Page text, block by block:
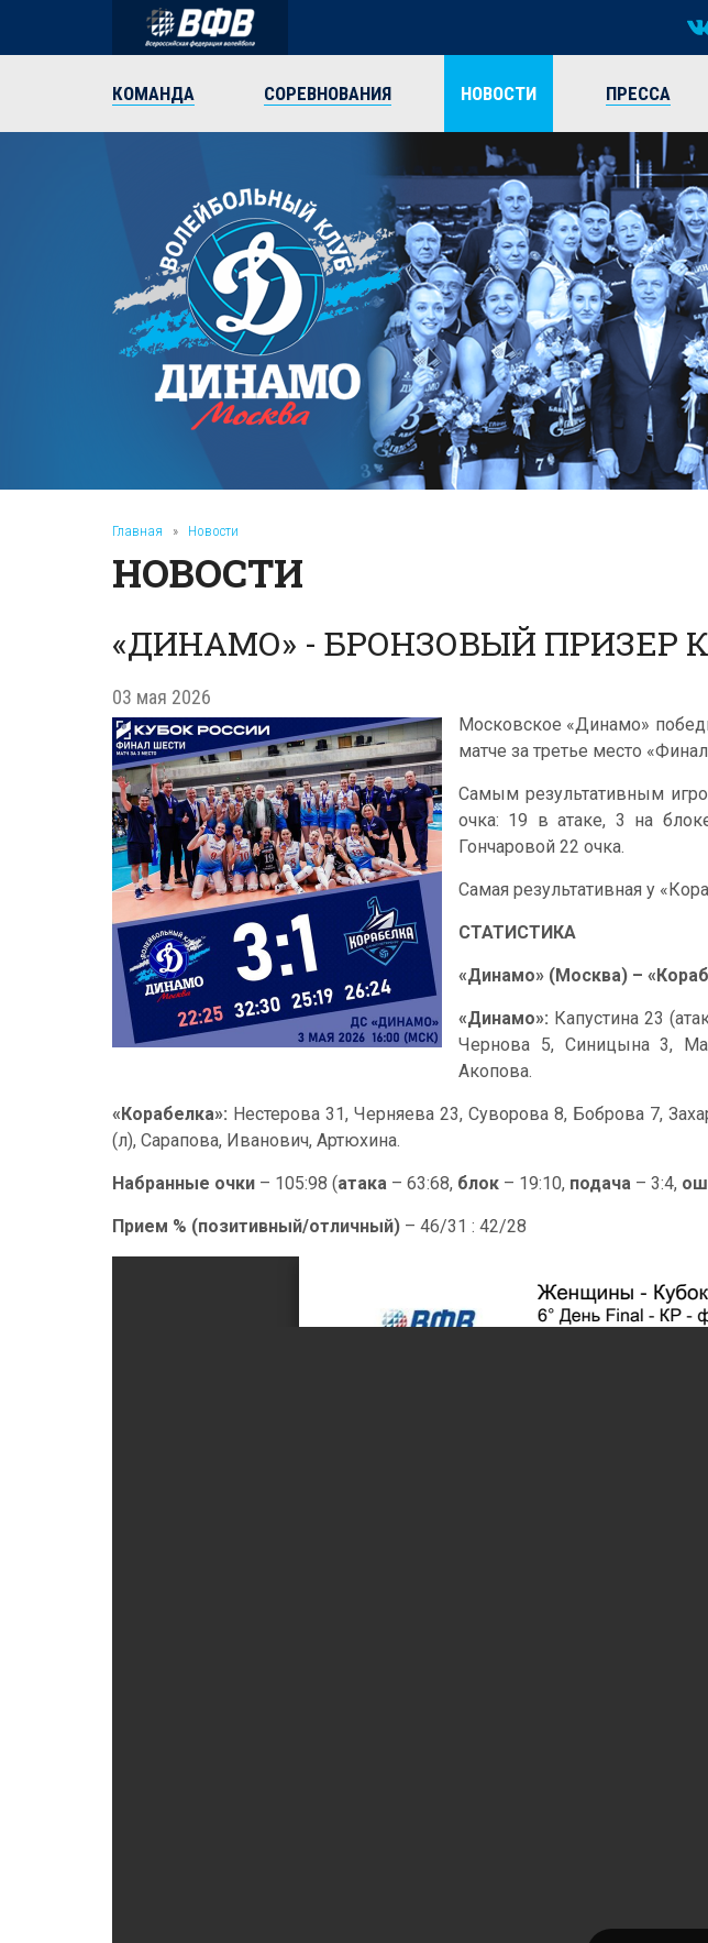
КОМАНДА СОРЕВНОВАНИЯ НОВОСТИ ПРЕССА
Главная » Новости
НОВОСТИ
«ДИНАМО» - БРОНЗОВЫЙ ПРИЗЕР
03 мая 2026
Московское «Динамо»
матче за третье место
Самым результативным
очка: 19 в атаке, 3 на
Гончаровой 22 очка.
Самая результативная у
СТАТИСТИКА
«Динамо» (Москва) –
«Динамо»: Капустина 23
Чернова 5, Синицына 3,
Акопова.
«Корабелка»: Нестерова 31, Черняева 23, Суворова 8, Боброва 7,
(л), Сарапова, Иванович, Артюхина.
Набранные очки – 105:98 (атака – 63:68, блок – 19:10, подача – 3:4,
Прием % (позитивный/отличный) – 46/31 : 42/28